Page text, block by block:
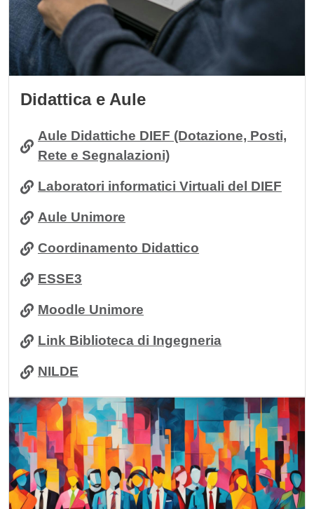
Didattica e Aule
Aule Didattiche DIEF (Dotazione, Posti,
Rete e Segnalazioni)
Laboratori informatici Virtuali del DIEF
Aule Unimore
Coordinamento Didattico
ESSE3
Moodle Unimore
Link Biblioteca di Ingegneria
NILDE
Immagine